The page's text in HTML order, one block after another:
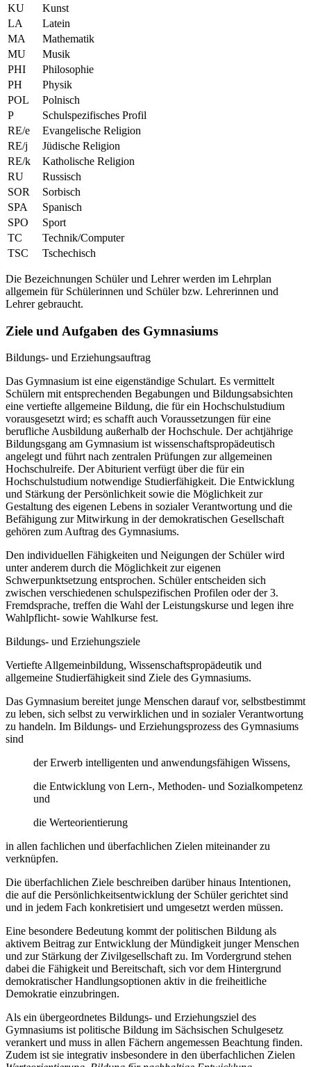
KU
Kunst
LA
Latein
MA
Mathematik
MU
Musik
PHI
Philosophie
PH
Physik
POL
Polnisch
P
Schulspezifisches Profil
RE/e
Evangelische Religion
RE/j
Jüdische Religion
RE/k
Katholische Religion
RU
Russisch
SOR
Sorbisch
SPA
Spanisch
SPO
Sport
TC
Technik/Computer
TSC
Tschechisch
Die Bezeichnungen Schüler und Lehrer werden im Lehrplan
allgemein für Schülerinnen und Schüler bzw. Lehrerinnen und
Lehrer gebraucht.
Ziele und Aufgaben des Gymnasiums
Bildungs- und Erziehungsauftrag
Das Gymnasium ist eine eigenständige Schulart. Es vermittelt
Schülern mit entsprechenden Begabungen und Bildungsabsichten
eine vertiefte allgemeine Bildung, die für ein Hochschulstudium
vorausgesetzt wird; es schafft auch Voraussetzungen für eine
berufliche Ausbildung außerhalb der Hochschule. Der achtjährige
Bildungsgang am Gymnasium ist wissenschaftspropädeutisch
angelegt und führt nach zentralen Prüfungen zur allgemeinen
Hochschulreife. Der Abiturient verfügt über die für ein
Hochschulstudium notwendige Studierfähigkeit. Die Entwicklung
und Stärkung der Persönlichkeit sowie die Möglichkeit zur
Gestaltung des eigenen Lebens in sozialer Verantwortung und die
Befähigung zur Mitwirkung in der demokratischen Gesellschaft
gehören zum Auftrag des Gymnasiums.
Den individuellen Fähigkeiten und Neigungen der Schüler wird
unter anderem durch die Möglichkeit zur eigenen
Schwerpunktsetzung entsprochen. Schüler entscheiden sich
zwischen verschiedenen schulspezifischen Profilen oder der 3.
Fremdsprache, treffen die Wahl der Leistungskurse und legen ihre
Wahlpflicht- sowie Wahlkurse fest.
Bildungs- und Erziehungsziele
Vertiefte Allgemeinbildung, Wissenschaftspropädeutik und
allgemeine Studierfähigkeit sind Ziele des Gymnasiums.
Das Gymnasium bereitet junge Menschen darauf vor, selbstbestimmt
zu leben, sich selbst zu verwirklichen und in sozialer Verantwortung
zu handeln. Im Bildungs- und Erziehungsprozess des Gymnasiums
sind
der Erwerb intelligenten und anwendungsfähigen Wissens,
die Entwicklung von Lern-, Methoden- und Sozialkompetenz
und
die Werteorientierung
in allen fachlichen und überfachlichen Zielen miteinander zu
verknüpfen.
Die überfachlichen Ziele beschreiben darüber hinaus Intentionen,
die auf die Persönlichkeitsentwicklung der Schüler gerichtet sind
und in jedem Fach konkretisiert und umgesetzt werden müssen.
Eine besondere Bedeutung kommt der politischen Bildung als
aktivem Beitrag zur Entwicklung der Mündigkeit junger Menschen
und zur Stärkung der Zivilgesellschaft zu. Im Vordergrund stehen
dabei die Fähigkeit und Bereitschaft, sich vor dem Hintergrund
demokratischer Handlungsoptionen aktiv in die freiheitliche
Demokratie einzubringen.
Als ein übergeordnetes Bildungs- und Erziehungsziel des
Gymnasiums ist politische Bildung im Sächsischen Schulgesetz
verankert und muss in allen Fächern angemessen Beachtung finden.
Zudem ist sie integrativ insbesondere in den überfachlichen Zielen